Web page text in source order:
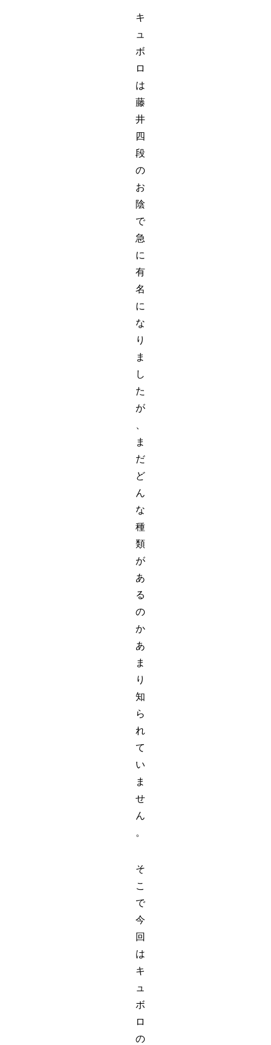
キ
ュ
ボ
ロ
は
藤
井
四
段
の
お
陰
で
急
に
有
名
に
な
り
ま
し
た
が
ま
だ
ど
ん
な
種
類
が
あ
る
の
か
あ
ま
り
知
ら
れ
て
い
ま
せ
ん
。
そ
こ
で
今
回
は
キ
ュ
ボ
ロ
の